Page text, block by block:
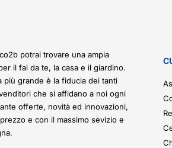
potrai trovare una ampia
il fai da te, la casa e il giardino.
più grande è la fiducia dei tanti
che si affidano a noi ogni
offerte, novità ed innovazioni,
e con il massimo sevizio e